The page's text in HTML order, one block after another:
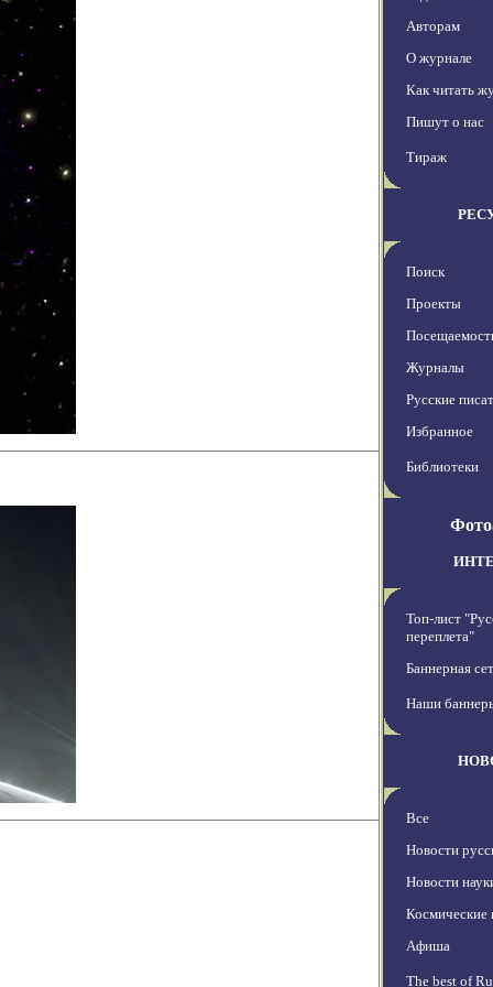
Авторам
О журнале
Как читать
Пишут о нас
Тираж
Поиск
Проекты
Журналы
Русские
Избранное
Библиотеки
Топ-лист
переплета"
Баннерная
Наши
Все
Новости
Новости
Космические
Афиша
The best of